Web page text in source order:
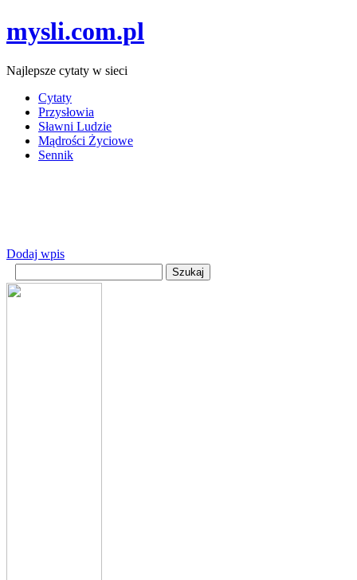
mysli.com.pl
Najlepsze cytaty w sieci
Cytaty
Przysłowia
Sławni Ludzie
Mądrości Życiowe
Sennik
Dodaj wpis